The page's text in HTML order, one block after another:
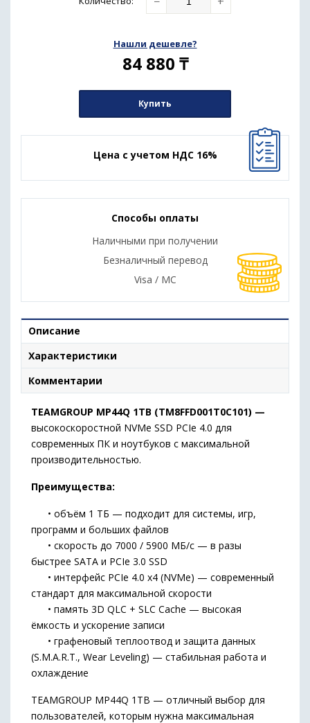
Нашли дешевле?
84 880 ₸
Купить
Цена с учетом НДС 16%
Способы оплаты
Наличными при получении
Безналичный перевод
Visa / MC
Описание
Характеристики
Комментарии
TEAMGROUP MP44Q 1TB (TM8FFD001T0C101) —
высокоскоростной NVMe SSD PCIe 4.0 для
современных ПК и ноутбуков с максимальной
производительностью.
Преимущества:
• объём 1 ТБ — подходит для системы, игр,
программ и больших файлов
• скорость до 7000 / 5900 МБ/с — в разы
быстрее SATA и PCIe 3.0 SSD
• интерфейс PCIe 4.0 x4 (NVMe) — современный
стандарт для максимальной скорости
• память 3D QLC + SLC Cache — высокая
ёмкость и ускорение записи
• графеновый теплоотвод и защита данных
(S.M.A.R.T., Wear Leveling) — стабильная работа и
охлаждение
TEAMGROUP MP44Q 1TB — отличный выбор для
пользователей, которым нужна максимальная